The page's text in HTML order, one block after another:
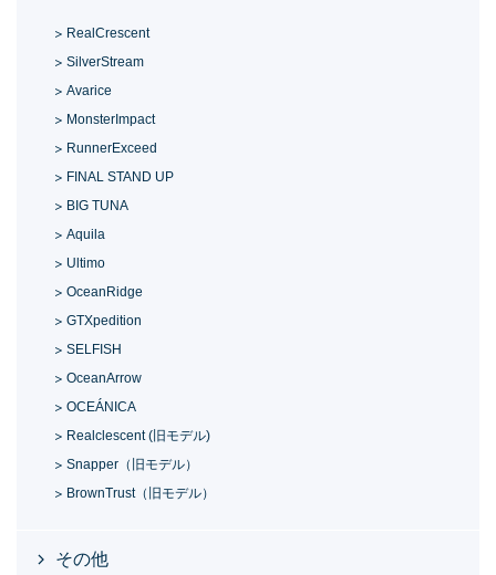
RealCrescent
SilverStream
Avarice
MonsterImpact
RunnerExceed
FINAL STAND UP
BIG TUNA
Aquila
Ultimo
OceanRidge
GTXpedition
SELFISH
OceanArrow
OCEÁNICA
Realclescent (旧モデル)
Snapper（旧モデル）
BrownTrust（旧モデル）
その他